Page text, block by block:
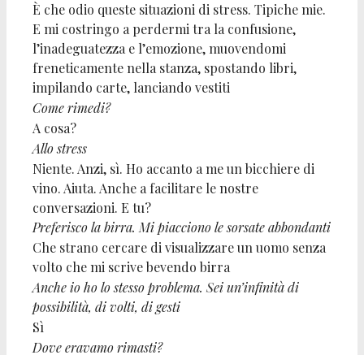
È che odio queste situazioni di stress. Tipiche mie.
E mi costringo a perdermi tra la confusione,
l’inadeguatezza e l’emozione, muovendomi
freneticamente nella stanza, spostando libri,
impilando carte, lanciando vestiti
Come rimedi?
A cosa?
Allo stress
Niente. Anzi, sì. Ho accanto a me un bicchiere di
vino. Aiuta. Anche a facilitare le nostre
conversazioni. E tu?
Preferisco la birra. Mi piacciono le sorsate abbondanti
Che strano cercare di visualizzare un uomo senza
volto che mi scrive bevendo birra
Anche io ho lo stesso problema. Sei un’infinità di
possibilità, di volti, di gesti
Sì
Dove eravamo rimasti?